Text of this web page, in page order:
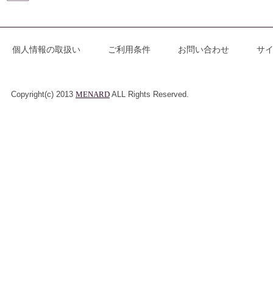
個人情報の取扱い ご利用条件 お問い合わせ サ
Copyright(c) 2013 MENARD ALL Rights Reserved.